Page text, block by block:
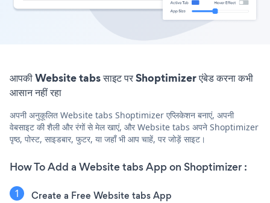
आपकी Website tabs साइट पर Shoptimizer एंबेड करना कभी
आसान नहीं रहा
अपनी अनुकूलित Website tabs Shoptimizer एप्लिकेशन बनाएं, अपनी
वेबसाइट की शैली और रंगों से मेल खाएं, और Website tabs अपने Shoptimizer
पृष्ठ, पोस्ट, साइडबार, फुटर, या जहाँ भी आप चाहें, पर जोड़ें साइट।
How To Add a Website tabs App on Shoptimizer :
Create a Free Website tabs App